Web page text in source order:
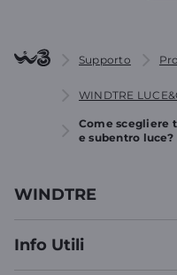
Supporto
WINDTRE
Come scegliere
e subentro luce?
WINDTRE
Info Utili